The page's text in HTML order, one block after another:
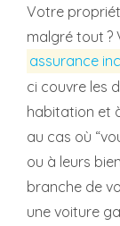
Votre
malgré tout ?
assurance
ci couvre les
habitation et
au cas où
ou à leurs
branche de
une voiture